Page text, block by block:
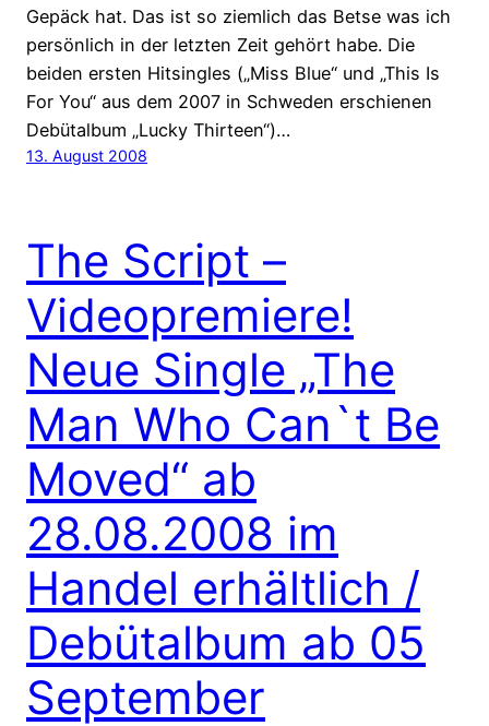
Gepäck hat. Das ist so ziemlich das Betse was ich
persönlich in der letzten Zeit gehört habe. Die
beiden ersten Hitsingles („Miss Blue“ und „This Is
For You“ aus dem 2007 in Schweden erschienen
Debütalbum „Lucky Thirteen“)…
13. August 2008
The Script –
Videopremiere!
Neue Single „The
Man Who Can`t Be
Moved“ ab
28.08.2008 im
Handel erhältlich /
Debütalbum ab 05
September